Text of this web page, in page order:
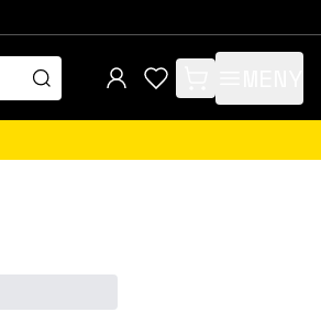
items in cart, view